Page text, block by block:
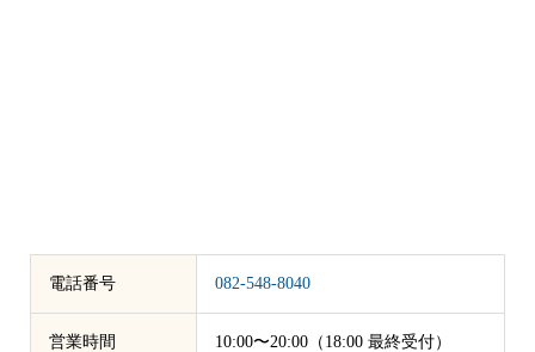
電話番号 082-548-8040
営業時間 10:00〜20:00（18:00 最終受付）